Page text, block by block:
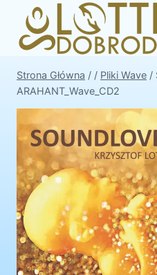
Przejdź
treści
Strona Główna / / Pliki Wave /
ARAHANT_Wave_CD2